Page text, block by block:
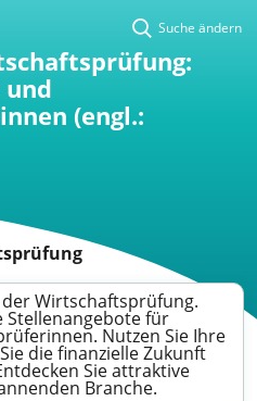
Suche ändern
(engl.:
Wirtschaftsprüfung.
Stellenangebote für
Nutzen Sie Ihre
die finanzielle Zukunft
Sie attraktive
Branche.